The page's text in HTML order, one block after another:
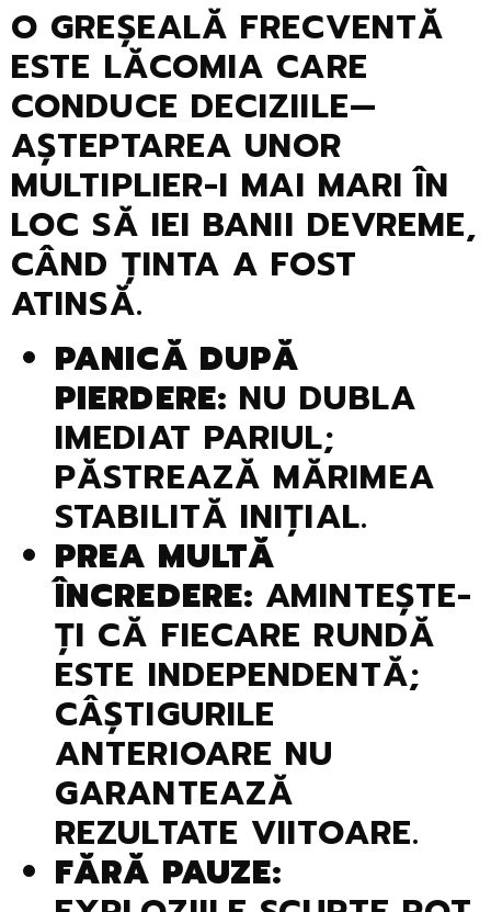
O GREȘEALĂ FRECVENTĂ
ESTE LĂCOMIA CARE
CONDUCE DECIZIILE—
AȘTEPTAREA UNOR
MULTIPLIER-I MAI MARI ÎN
LOC SĂ IEI BANII DEVREME,
CÂND ȚINTA A FOST
ATINSĂ.
PANICĂ DUPĂ
PIERDERE: NU DUBLA
IMEDIAT PARIUL;
PĂSTREAZĂ MĂRIMEA
STABILITĂ INIȚIAL.
PREA MULTĂ
ÎNCREDERE: AMINTEȘTE-
ȚI CĂ FIECARE RUNDĂ
ESTE INDEPENDENTĂ;
CÂȘTIGURILE
ANTERIOARE NU
GARANTEAZĂ
REZULTATE VIITOARE.
FĂRĂ PAUZE: